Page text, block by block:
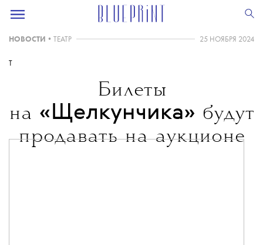
НОВОСТИ • ТЕАТР 25 НОЯБРЯ 2024
T
Билеты
на «Щелкунчика» будут
продавать на аукционе